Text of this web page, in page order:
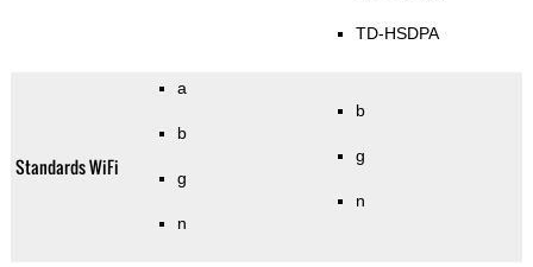
TD-HSDPA
Standards WiFi
a
b
g
n
b
g
n